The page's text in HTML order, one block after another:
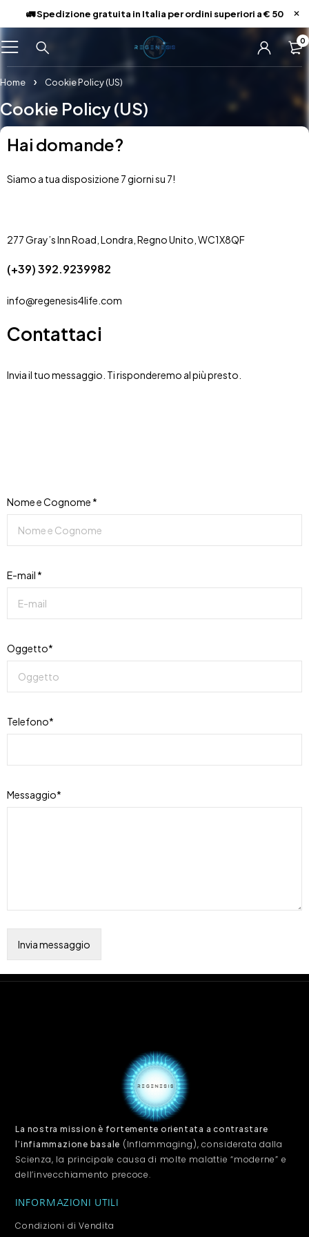
🚛 Spedizione gratuita in Italia per ordini superiori a € 50
0
Home Cookie Policy (US)
Cookie Policy (US)
Hai domande?
Siamo a tua disposizione 7 giorni su 7!
277 Gray’s Inn Road, Londra, Regno Unito, WC1X8QF
(+39) 392.9239982
info@regenesis4life.com
Contattaci
Invia il tuo messaggio. Ti risponderemo al più presto.
Nome e Cognome *
E-mail *
Oggetto*
Telefono*
Messaggio*
La nostra mission è fortemente orientata a contrastare
l’infiammazione basale (Inflammaging), considerata dalla
Scienza, la principale causa di molte malattie “moderne” e
dell’invecchiamento precoce.
INFORMAZIONI UTILI
Condizioni di Vendita